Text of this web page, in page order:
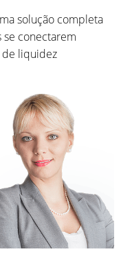
solução completa
conectarem
de liquidez